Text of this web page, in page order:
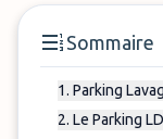
Sommaire
1. Parking
2. Le Parking